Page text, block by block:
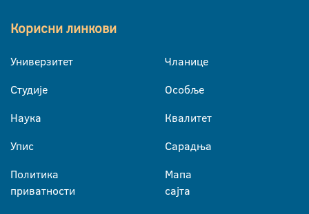
Корисни линкови
Универзитет
Студије
Наука
Упис
Политика
приватности
Чланице
Особље
Квалитет
Сарадња
Мапа
сајта